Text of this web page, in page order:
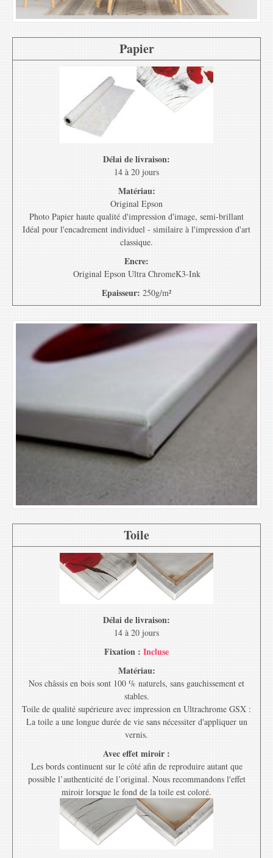
Papier
Délai de livraison:
14 à 20 jours
Matériau:
Original Epson
Photo Papier haute qualité d'impression d'image, semi-brillant
Idéal pour l'encadrement individuel - similaire à l'impression d'art
classique.
Encre:
Original Epson Ultra ChromeK3-Ink
Epaisseur: 250g/m²
Toile
Délai de livraison:
14 à 20 jours
Fixation : Incluse
Matériau:
Nos châssis en bois sont 100 % naturels, sans gauchissement et
stables.
Toile de qualité supérieure avec impression en Ultrachrome GSX :
La toile a une longue durée de vie sans nécessiter d'appliquer un
vernis.
Avec effet miroir :
Les bords continuent sur le côté afin de reproduire autant que
possible l’authenticité de l’original. Nous recommandons l'effet
miroir lorsque le fond de la toile est coloré.